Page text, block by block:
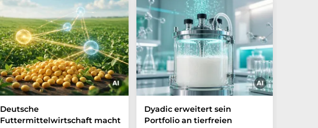
Deutsche
Futtermittelwirtschaft macht
Dyadic erweitert sein
Portfolio an tierfreien